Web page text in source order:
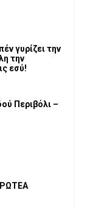
γυρίζει την
την
εσύ!
Περιβόλι –